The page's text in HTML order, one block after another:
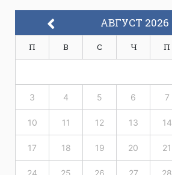
АВГУСТ 2026
П В С Ч П
3 4 5 6 7
10 11 12 13 14
17 18 19 20 21
24 25 26 27 28